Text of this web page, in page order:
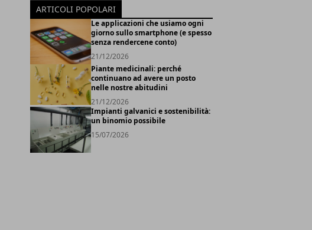
ARTICOLI POPOLARI
Le applicazioni che usiamo ogni
giorno sullo smartphone (e spesso
senza rendercene conto)
21/12/2026
Piante medicinali: perché
continuano ad avere un posto
nelle nostre abitudini
21/12/2026
Impianti galvanici e sostenibilità:
un binomio possibile
15/07/2026